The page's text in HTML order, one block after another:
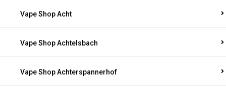
Vape Shop Acht
Vape Shop Achtelsbach
Vape Shop Achterspannerhof